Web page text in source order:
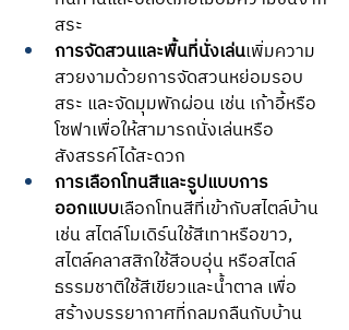
สระ
การจัดสวนและพื้นที่นั่งเล่นเพิ่มความ
สวยงามด้วยการจัดสวนหย่อมรอบ
สระ และจัดมุมพักผ่อน เช่น เก้าอี้หรือ
โซฟาเพื่อให้สามารถนั่งเล่นหรือ
สังสรรค์ได้สะดวก
การเลือกโทนสีและรูปแบบการ
ออกแบบเลือกโทนสีที่เข้ากับสไตล์บ้าน
เช่น สไตล์โมเดิร์นใช้สีเทาหรือขาว,
สไตล์คลาสสิกใช้สีอบอุ่น หรือสไตล์
ธรรมชาติใช้สีเขียวและน้ำตาล เพื่อ
สร้างบรรยากาศที่กลมกลืนกับบ้าน